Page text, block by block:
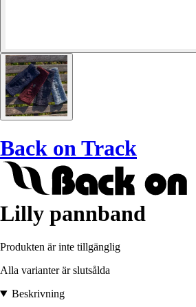
Back on Track
Lilly pannband
Produkten är inte tillgänglig
Alla varianter är slutsålda
Beskrivning